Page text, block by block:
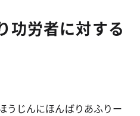
功労者に対する
うじんにほんばりあふりー